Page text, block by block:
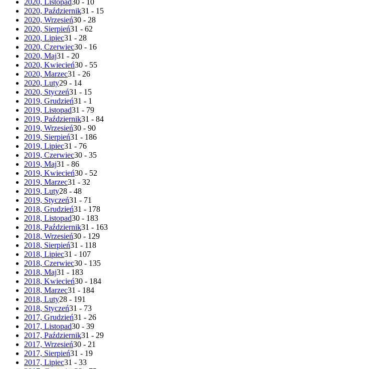
2020, Październik31 - 15
2020, Wrzesień30 - 28
2020, Sierpień31 - 62
2020, Lipiec31 - 28
2020, Czerwiec30 - 16
2020, Maj31 - 20
2020, Kwiecień30 - 55
2020, Marzec31 - 26
2020, Luty29 - 14
2020, Styczeń31 - 15
2019, Grudzień31 - 1
2019, Listopad31 - 79
2019, Październik31 - 84
2019, Wrzesień30 - 90
2019, Sierpień31 - 186
2019, Lipiec31 - 76
2019, Czerwiec30 - 35
2019, Maj31 - 86
2019, Kwiecień30 - 52
2019, Marzec31 - 32
2019, Luty28 - 48
2019, Styczeń31 - 71
2018, Grudzień31 - 178
2018, Listopad30 - 183
2018, Październik31 - 163
2018, Wrzesień30 - 129
2018, Sierpień31 - 118
2018, Lipiec31 - 107
2018, Czerwiec30 - 135
2018, Maj31 - 183
2018, Kwiecień30 - 184
2018, Marzec31 - 184
2018, Luty28 - 191
2018, Styczeń31 - 73
2017, Grudzień31 - 26
2017, Listopad30 - 39
2017, Październik31 - 29
2017, Wrzesień30 - 21
2017, Sierpień31 - 19
2017, Lipiec31 - 33